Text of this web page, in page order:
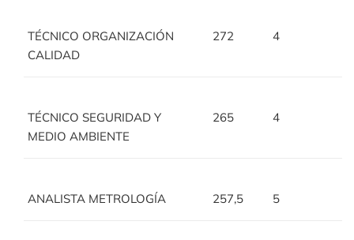
TÉCNICO ORGANIZACIÓN
CALIDAD
272 4
TÉCNICO SEGURIDAD Y
MEDIO AMBIENTE
265 4
ANALISTA METROLOGÍA 257,5 5